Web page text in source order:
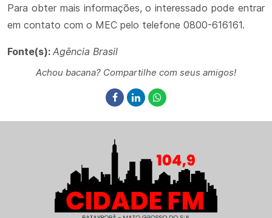
Para obter mais informações, o interessado pode entrar
em contato com o MEC pelo telefone 0800-616161.
Fonte(s): Agência Brasil
Achou bacana? Compartilhe com seus amigos!